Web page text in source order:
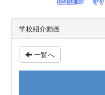
学校紹介動画
一覧へ